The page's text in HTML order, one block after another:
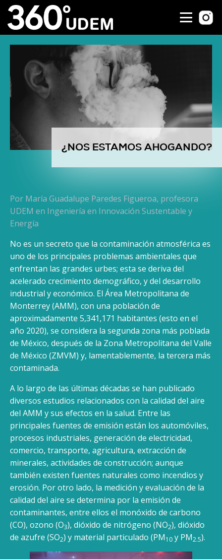
¿NOS ESTAMOS AHOGANDO?
Por María Guadalupe Paredes Figueroa, profesora
UDEM en Ingeniería en Innovación Sustentable y
Energía
No es un secreto que la contaminación atmosférica es
uno de los principales problemas ambientales que
enfrentan las grandes urbes; esta se deriva del
acelerado crecimiento demográfico, y del desarrollo
industrial y económico. El Área Metropolitana de
Monterrey (AMM), con una población de
aproximadamente 5,341,171 habitantes (esto en el
año 2020), se considera la segunda zona más poblada
de México, después de la Zona Metropolitana del Valle
de México (ZMVM) y, lamentablemente, la tercera más
contaminada.
A lo largo de las últimas décadas se han publicado
diversos estudios relacionados con la calidad del aire
del AMM y sus efectos en la salud. Entre las
principales fuentes de emisión están los automóviles,
procesos industriales, generación de electricidad,
comercio, transporte, agricultura, extracción de
minerales, actividades de construcción; aunque
también existen fuentes naturales como incendios y
erosión. Por otro lado, la medición y evaluación de la
calidad del aire se determina por la emisión de
contaminantes, entre ellos el monóxido de carbono
(CO), ozono (O3), dióxido de nitrógeno (NO2), dióxido
de azufre (SO2) y material particulado (PM10 y PM2.5).